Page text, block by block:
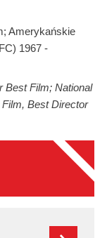
Amerykańskie
1967 -
Best Film; National
Best Director